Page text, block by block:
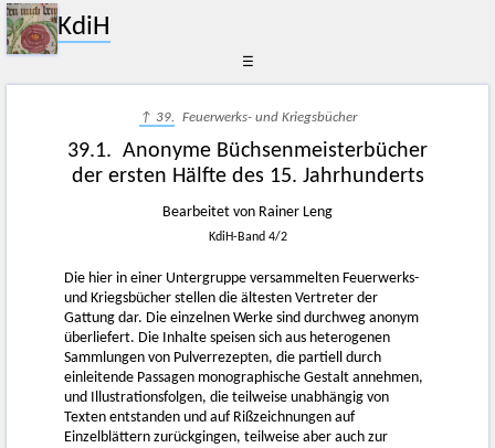
KdiH
☰
↑ 39. Feuerwerks- und Kriegsbücher
39.1. Anonyme Büchsenmeisterbücher
der ersten Hälfte des 15. Jahrhunderts
Bearbeitet von Rainer Leng
KdiH-Band 4/2
Die hier in einer Untergruppe versammelten Feuerwerks-
und Kriegsbücher stellen die ältesten Vertreter der
Gattung dar. Die einzelnen Werke sind durchweg anonym
überliefert. Die Inhalte speisen sich aus heterogenen
Sammlungen von Pulverrezepten, die partiell durch
einleitende Passagen monographische Gestalt annehmen,
und Illustrationsfolgen, die teilweise unabhängig von
Texten entstanden und auf Rißzeichnungen auf
Einzelblättern zurückgingen, teilweise aber auch zur